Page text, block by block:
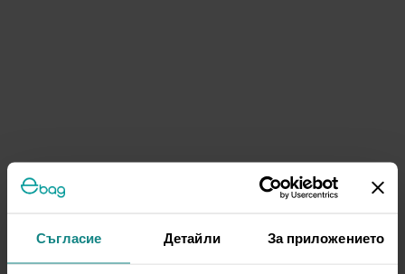
Съгласие Детайли За приложението